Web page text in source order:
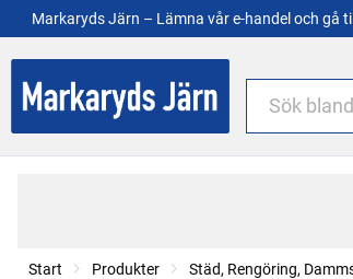
Markaryds Järn – Lämna vår e-handel och gå
Start Produkter Städ, Rengöring,